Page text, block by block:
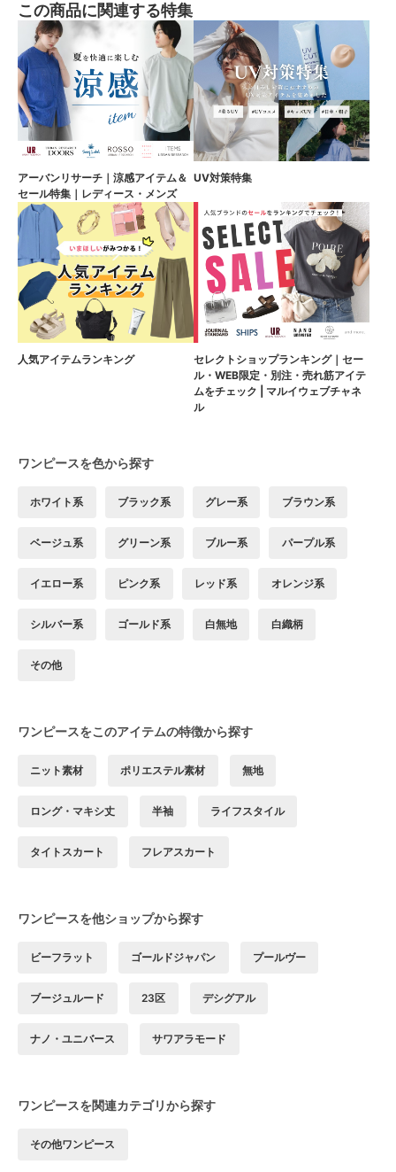
この商品に関連する特集
アーバンリサーチ｜涼感アイテム＆
セール特集｜レディース・メンズ
UV対策特集
人気アイテムランキング
セレクトショップランキング｜セー
ル・WEB限定・別注・売れ筋アイテ
ムをチェック | マルイウェブチャネ
ル
ワンピースを色から探す
ホワイト系 ブラック系 グレー系 ブラウン系
ベージュ系 グリーン系 ブルー系 パープル系
イエロー系 ピンク系 レッド系 オレンジ系
シルバー系 ゴールド系 白無地 白織柄
その他
ワンピースをこのアイテムの特徴から探す
ニット素材 ポリエステル素材 無地
ロング・マキシ丈 半袖 ライフスタイル
タイトスカート フレアスカート
ワンピースを他ショップから探す
ビーフラット ゴールドジャパン プールヴー
ブージュルード 23区 デシグアル
ナノ・ユニバース サワアラモード
ワンピースを関連カテゴリから探す
その他ワンピース